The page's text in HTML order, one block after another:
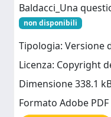
Baldacci_Una
non disponibili
Tipologia: Versione
Licenza: Copyright
Dimensione 338.1
Formato Adobe PDF